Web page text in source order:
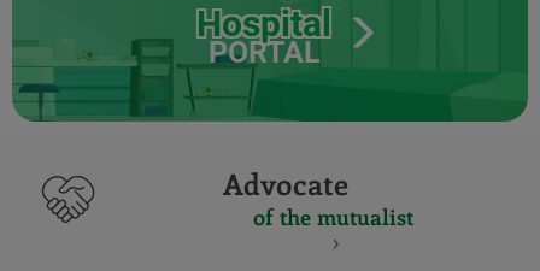
Hospital
PORTAL
Advocate
of the mutualist